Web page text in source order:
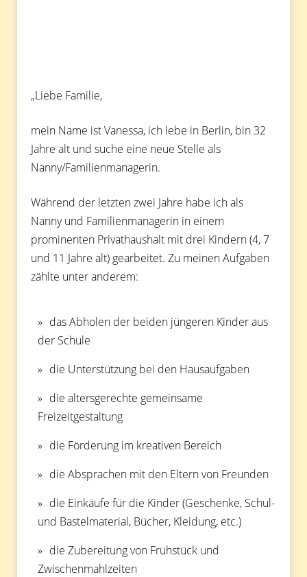
„Liebe Familie,
mein Name ist Vanessa, ich lebe in Berlin, bin 32
Jahre alt und suche eine neue Stelle als
Nanny/Familienmanagerin.
Während der letzten zwei Jahre habe ich als
Nanny und Familienmanagerin in einem
prominenten Privathaushalt mit drei Kindern (4, 7
und 11 Jahre alt) gearbeitet. Zu meinen Aufgaben
zählte unter anderem:
das Abholen der beiden jüngeren Kinder aus
der Schule
die Unterstützung bei den Hausaufgaben
die altersgerechte gemeinsame
Freizeitgestaltung
die Förderung im kreativen Bereich
die Absprachen mit den Eltern von Freunden
die Einkäufe für die Kinder (Geschenke, Schul-
und Bastelmaterial, Bücher, Kleidung, etc.)
die Zubereitung von Frühstück und
Zwischenmahlzeiten